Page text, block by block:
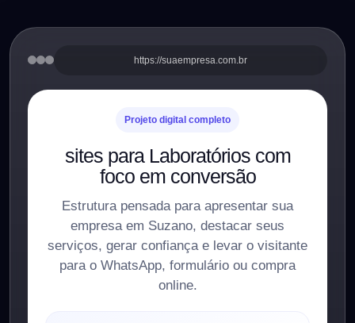
https://suaempresa.com.br
Projeto digital completo
sites para Laboratórios com
foco em conversão
Estrutura pensada para apresentar sua
empresa em Suzano, destacar seus
serviços, gerar confiança e levar o visitante
para o WhatsApp, formulário ou compra
online.